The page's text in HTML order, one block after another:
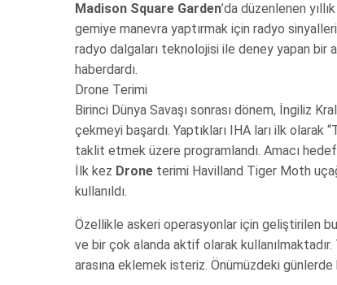
Madison Square Garden’da düzenlenen
gemiye manevra yaptırmak için radyo
radyo dalgaları teknolojisi ile deney yapan bir
haberdardı.
Drone Terimi
Birinci Dünya Savaşı sonrası dönem, İngiliz
çekmeyi başardı. Yaptıkları IHA ları ilk olarak
taklit etmek üzere programlandı. Amacı
İlk kez Drone terimi Havilland Tiger Moth
kullanıldı.
Özellikle askeri operasyonlar için geliştirilen
ve bir çok alanda aktif olarak kullanılmaktadır.
arasına eklemek isteriz. Önümüzdeki